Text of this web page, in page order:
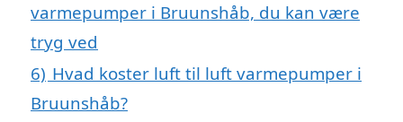
varmepumper i Bruunshåb, du kan være
tryg ved
6) Hvad koster luft til luft varmepumper i
Bruunshåb?